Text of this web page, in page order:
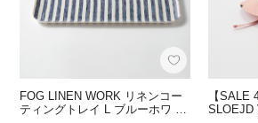
FOG LINEN WORK リネンコー
ティングトレイ L ブルーホワ …
【SALE
SLOEJD